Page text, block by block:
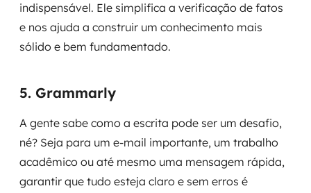
indispensável. Ele simplifica a verificação de fatos
e nos ajuda a construir um conhecimento mais
sólido e bem fundamentado.
5. Grammarly
A gente sabe como a escrita pode ser um desafio,
né? Seja para um e-mail importante, um trabalho
acadêmico ou até mesmo uma mensagem rápida,
garantir que tudo esteja claro e sem erros é